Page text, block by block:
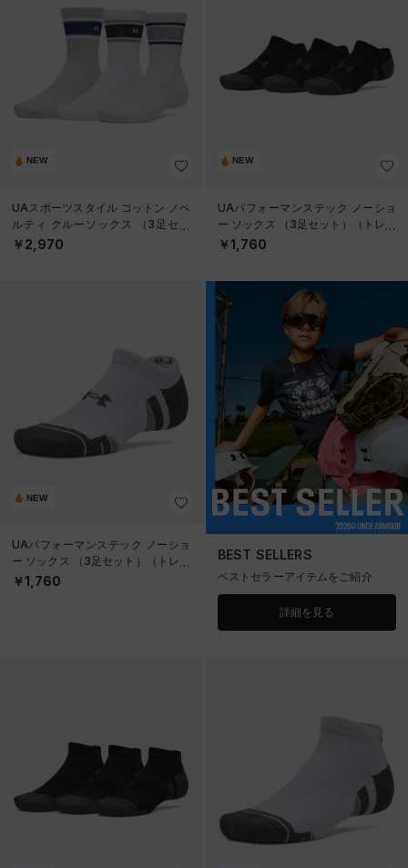
NEW
UAスポーツスタイル コットン ノベ
ルティ クルーソックス （3足セッ
ト）（トレーニング/UNISEX）
￥2,970
NEW
UAパフォーマンステック ノーショ
ー ソックス （3足セット）（トレー
ニング/UNISEX）
￥1,760
NEW
UAパフォーマンステック ノーショ
ー ソックス （3足セット）（トレー
ニング/UNISEX）
￥1,760
BEST SELLERS
ベストセラーアイテムをご紹介
詳細を見る